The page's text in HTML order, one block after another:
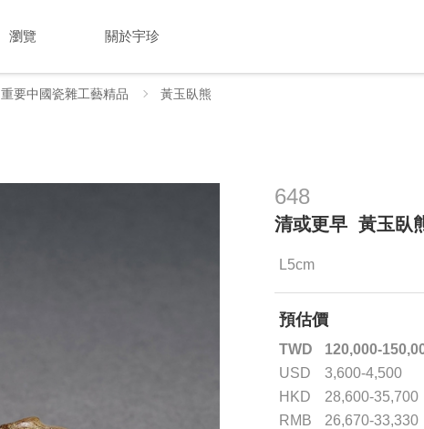
瀏覽 關於宇珍
重要中國瓷雜工藝精品 黃玉臥熊
648
清或更早 黃玉臥
L5cm
預估價
TWD
120,000-
USD
3,600-4,500
HKD
28,600-35,700
RMB
26,670-33,330